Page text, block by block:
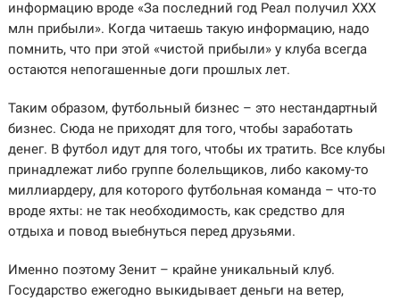
информацию вроде «За последний год Реал получил ХХХ
млн прибыли». Когда читаешь такую информацию, надо
помнить, что при этой «чистой прибыли» у клуба всегда
остаются непогашенные доги прошлых лет.
Таким образом, футбольный бизнес – это нестандартный
бизнес. Сюда не приходят для того, чтобы заработать
денег. В футбол идут для того, чтобы их тратить. Все клубы
принадлежат либо группе болельщиков, либо какому-то
миллиардеру, для которого футбольная команда – что-то
вроде яхты: не так необходимость, как средство для
отдыха и повод выебнуться перед друзьями.
Именно поэтому Зенит – крайне уникальный клуб.
Государство ежегодно выкидывает деньги на ветер,